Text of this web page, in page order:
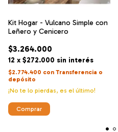
Kit Hogar - Vulcano Simple con
Leñero y Cenicero
$3.264.000
12 x $272.000 sin interés
$2.774.400 con Transferencia o
depósito
¡No te lo pierdas, es el último!
Comprar